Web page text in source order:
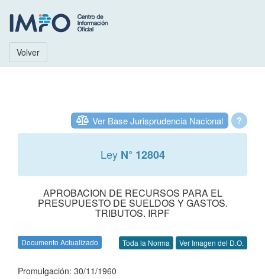
Volver
?
Ver Base Jurisprudencia Nacional
Ley N° 12804
APROBACION DE RECURSOS PARA EL
PRESUPUESTO DE SUELDOS Y GASTOS.
TRIBUTOS. IRPF
Documento Actualizado Toda la Norma Ver Imagen del D.O.
Promulgación: 30/11/1960